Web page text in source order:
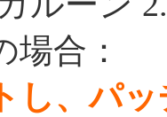
合：
し、パ